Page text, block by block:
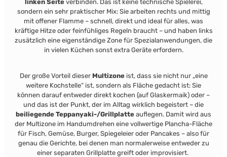
linken Seiteverbinden. Das ist keine technische Spielerei,
sondern ein sehr praktischer Mix: Sie arbeiten rechts und mittig
mit offener Flamme – schnell, direkt und ideal für alles, was
kräftige Hitze oder feinfühliges Regeln braucht – und haben links
zusätzlich eine eigenständige Zone für Spezialanwendungen, die
in vielen Küchen sonst extra Geräte erfordern.
Der große Vorteil dieser Multizoneist, dass sie nicht nur „eine
weitere Kochstelle“ ist, sondern als Fläche gedacht ist: Sie
können darauf entweder direkt kochen (auf Glaskermaik) oder –
und das ist der Punkt, der im Alltag wirklich begeistert – die
beiliegende Teppanyaki-/Grillplatte auflegen. Damit wird aus
der Multizone im Handumdrehen eine vollwertige Plancha-Fläche
für Fisch, Gemüse, Burger, Spiegeleier oder Pancakes – also für
genau die Gerichte, bei denen man normalerweise entweder zu
einer separaten Grillplatte greift oder improvisiert.